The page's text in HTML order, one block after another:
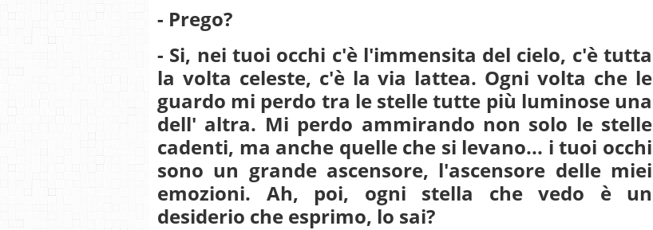
- Prego?
- Si, nei tuoi occhi c'è l'immensita del cielo, c'è tutta
la volta celeste, c'è la via lattea. Ogni volta che le
guardo mi perdo tra le stelle tutte più luminose una
dell' altra. Mi perdo ammirando non solo le stelle
cadenti, ma anche quelle che si levano... i tuoi occhi
sono un grande ascensore, l'ascensore delle miei
emozioni. Ah, poi, ogni stella che vedo è un
desiderio che esprimo, lo sai?